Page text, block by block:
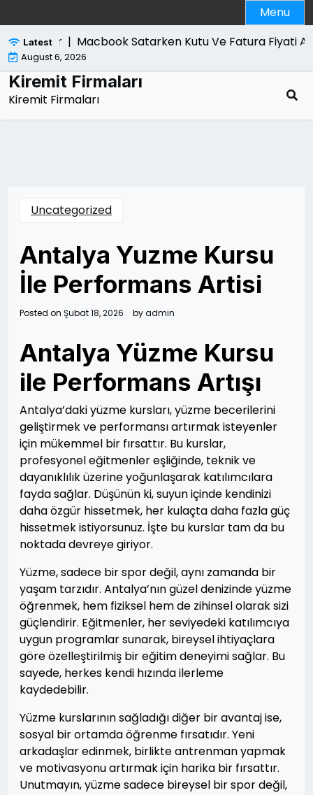
to
content
Menu
Latest
Nelerdir |Macbook Satarken Kutu Ve Fatura Fiyati
August 6, 2026
Kiremit Firmaları
Kiremit Firmaları
Uncategorized
Antalya Yuzme Kursu
İle Performans Artisi
Posted on Şubat 18, 2026 byadmin
Antalya Yüzme Kursu
ile Performans Artışı
Antalya’daki yüzme kursları, yüzme becerilerini
geliştirmek ve performansı artırmak isteyenler
için mükemmel bir fırsattır. Bu kurslar,
profesyonel eğitmenler eşliğinde, teknik ve
dayanıklılık üzerine yoğunlaşarak katılımcılara
fayda sağlar. Düşünün ki, suyun içinde kendinizi
daha özgür hissetmek, her kulaçta daha fazla güç
hissetmek istiyorsunuz. İşte bu kurslar tam da bu
noktada devreye giriyor.
Yüzme, sadece bir spor değil, aynı zamanda bir
yaşam tarzıdır. Antalya’nın güzel denizinde yüzme
öğrenmek, hem fiziksel hem de zihinsel olarak sizi
güçlendirir. Eğitmenler, her seviyedeki katılımcıya
uygun programlar sunarak, bireysel ihtiyaçlara
göre özelleştirilmiş bir eğitim deneyimi sağlar. Bu
sayede, herkes kendi hızında ilerleme
kaydedebilir.
Yüzme kurslarının sağladığı diğer bir avantaj ise,
sosyal bir ortamda öğrenme fırsatıdır. Yeni
arkadaşlar edinmek, birlikte antrenman yapmak
ve motivasyonu artırmak için harika bir fırsattır.
Unutmayın, yüzme sadece bireysel bir spor değil,